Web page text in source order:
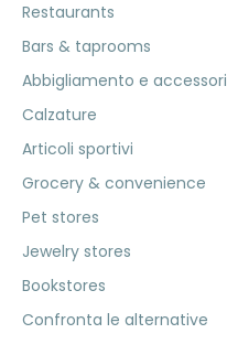
Restaurants
Bars & taprooms
Abbigliamento e accessori
Calzature
Articoli sportivi
Grocery & convenience
Pet stores
Jewelry stores
Bookstores
Confronta le alternative